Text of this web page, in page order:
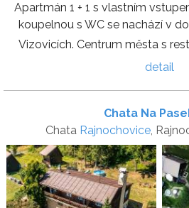
Apartmán 1 + 1 s vlastním
koupelnou s WC se nachází v
Vizovicích. Centrum města s
detail
Chata Na
Chata Rajnochovice,